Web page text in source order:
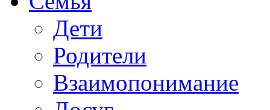
Дети
Родители
Взаимопонимание